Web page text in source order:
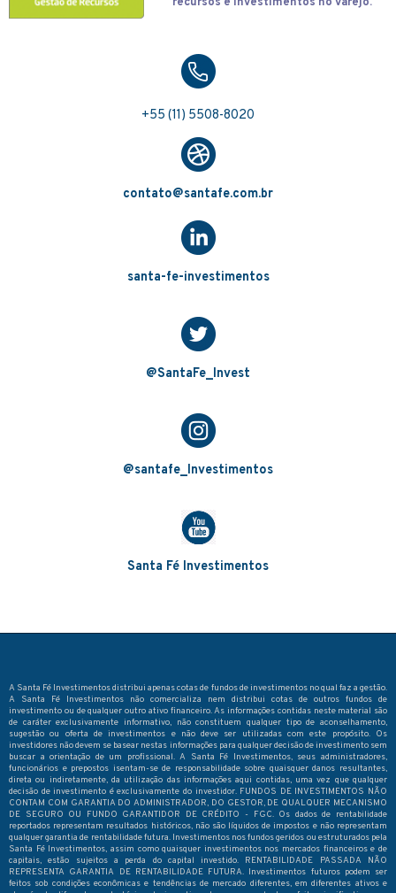
+55 (11) 5508-8020
contato@santafe.com.br
santa-fe-investimentos
@SantaFe_Invest
@santafe_Investimentos
Santa Fé Investimentos
A Santa Fé Investimentos distribui apenas cotas de fundos de investimentos no qual faz a gestão.
A Santa Fé Investimentos não comercializa nem distribui cotas de outros fundos de
investimento ou de qualquer outro ativo financeiro. As informações contidas neste material são
de caráter exclusivamente informativo, não constituem qualquer tipo de aconselhamento,
sugestão ou oferta de investimentos e não deve ser utilizadas com este propósito. Os
investidores não devem se basear nestas informações para qualquer decisão de investimento sem
buscar a orientação de um profissional. A Santa Fé Investimentos, seus administradores,
funcionários e prepostos isentam-se de responsabilidade sobre quaisquer danos resultantes,
direta ou indiretamente, da utilização das informações aqui contidas, uma vez que qualquer
decisão de investimento é exclusivamente do investidor. FUNDOS DE INVESTIMENTOS NÃO
CONTAM COM GARANTIA DO ADMINISTRADOR, DO GESTOR, DE QUALQUER MECANISMO
DE SEGURO OU FUNDO GARANTIDOR DE CRÉDITO - FGC. Os dados de rentabilidade
reportados representam resultados históricos, não são líquidos de impostos e não representam
qualquer garantia de rentabilidade futura. Investimentos nos fundos geridos ou estruturados pela
Santa Fé Investimentos, assim como quaisquer investimentos nos mercados financeiros e de
capitais, estão sujeitos a perda do capital investido. RENTABILIDADE PASSADA NÃO
REPRESENTA GARANTIA DE RENTABILIDADE FUTURA. Investimentos futuros podem ser
feitos sob condições econômicas e tendências de mercado diferentes, em diferentes ativos e